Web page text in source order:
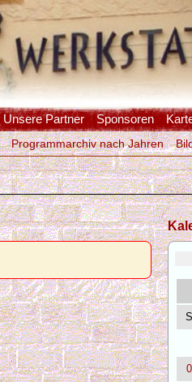
Unsere Partner Sponsoren
Programmarchiv nach Jahren